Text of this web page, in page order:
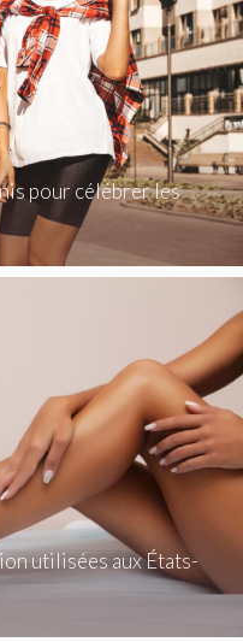
pour célébrer les
utilisées aux États-